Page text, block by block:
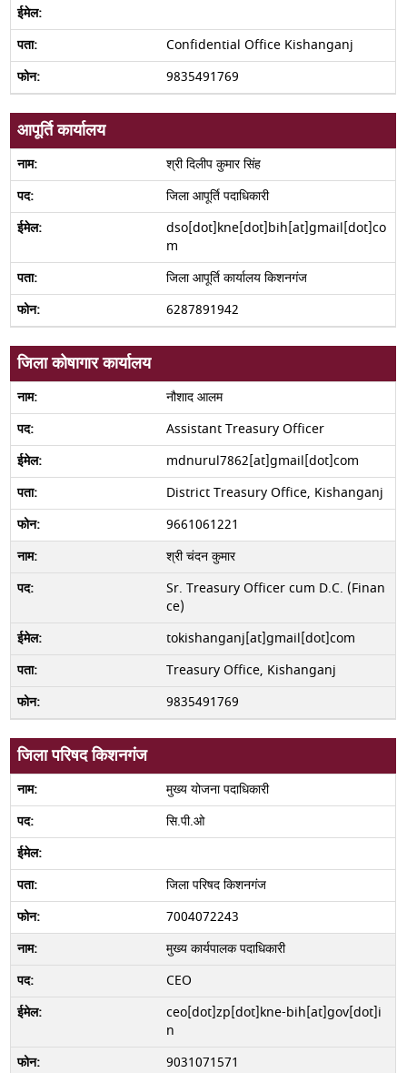
Confidential Office Kishanganj
9835491769
आपूर्ति कार्यालय
श्री दिलीप कुमार सिंह
जिला आपूर्ति पदाधिकारी
dso[dot]kne[dot]bih[at]gmail[dot]co
m
जिला आपूर्ति कार्यालय किशनगंज
6287891942
जिला कोषागार कार्यालय
नौशाद आलम
Assistant Treasury Officer
mdnurul7862[at]gmail[dot]com
District Treasury Office, Kishanganj
9661061221
श्री चंदन कुमार
Sr. Treasury Officer cum D.C. (Finan
ce)
tokishanganj[at]gmail[dot]com
Treasury Office, Kishanganj
9835491769
जिला परिषद किशनगंज
मुख्य योजना पदाधिकारी
सि.पी.ओ
जिला परिषद किशनगंज
7004072243
मुख्य कार्यपालक पदाधिकारी
CEO
ceo[dot]zp[dot]kne-bih[at]gov[dot]i
n
9031071571